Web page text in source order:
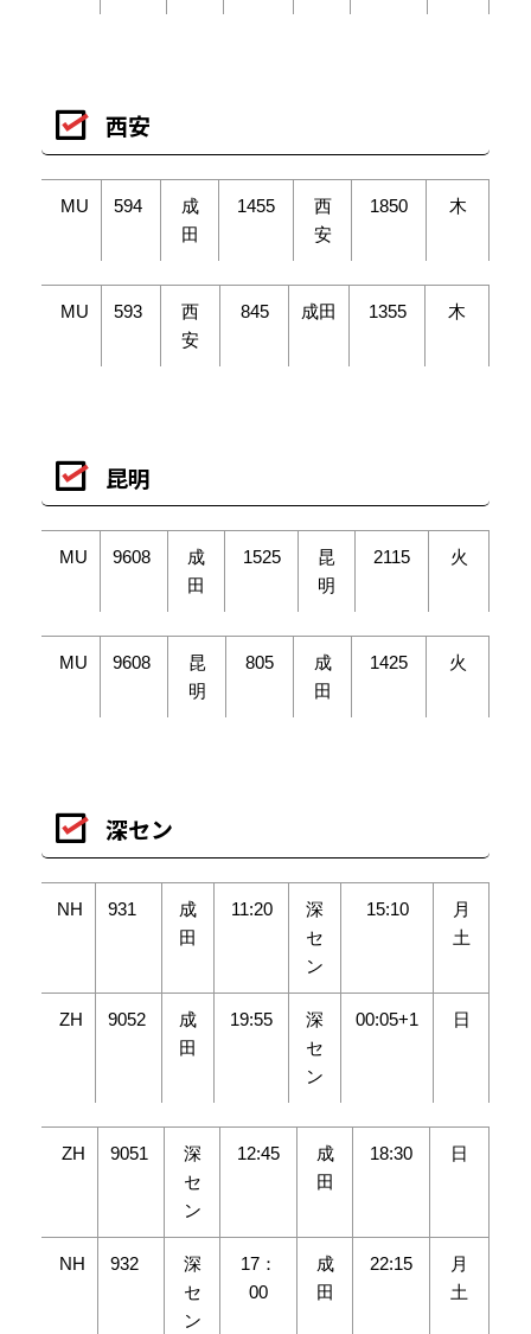
西安
MU 594
成
田
1455
西
安
1850 木
MU 593
西
安
845 成田 1355 木
昆明
MU 9608
成
田
1525
昆
明
2115 火
MU 9608
昆
明
805
成
田
1425 火
深セン
NH 931
成
田
11:20
深
セ
ン
15:10
月
土
ZH 9052
成
田
19:55
深
セ
ン
00:05+1 日
ZH 9051
深
セ
ン
12:45
成
田
18:30 日
NH 932
深
セ
ン
17：
00
成
田
22:15
月
土